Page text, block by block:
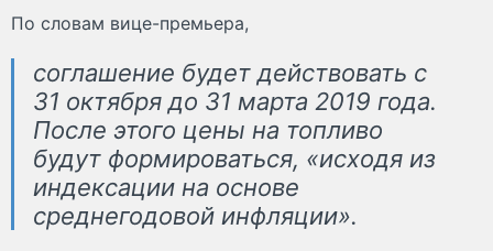
По словам вице-премьера,
соглашение будет действовать с
31 октября до 31 марта 2019 года.
После этого цены на топливо
будут формироваться, «исходя из
индексации на основе
среднегодовой инфляции».